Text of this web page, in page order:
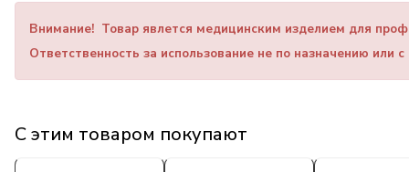
Внимание! Товар явлется медицинским изделием для
Ответственность за использование не по назначению
С этим товаром покупают